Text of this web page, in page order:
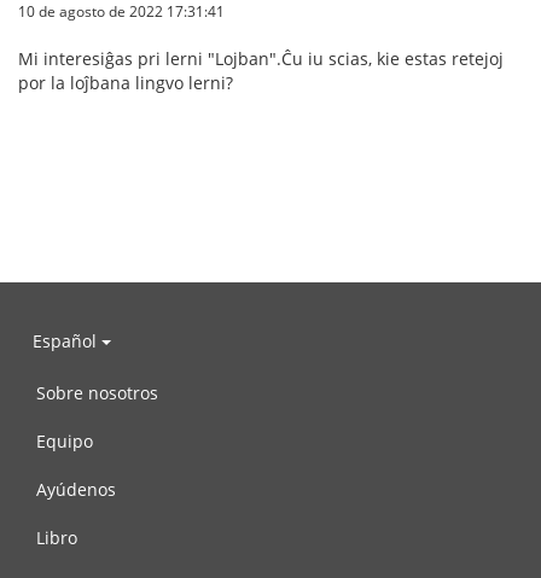
10 de agosto de 2022 17:31:41
Mi interesiĝas pri lerni "Lojban".Ĉu iu scias, kie estas retejoj
por la loĵbana lingvo lerni?
Español
Sobre nosotros
Equipo
Ayúdenos
Libro